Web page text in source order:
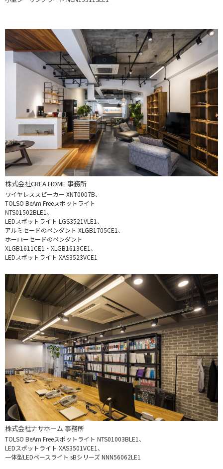
株式会社CREA HOME 事務所
ワイヤレススピーカー XNT0007B、
TOLSO BeAm Freeスポットライト
NTS01502BLE1、
LEDスポットライト LGS3521VLE1、
アルミセードのペンダント XLGB1705CE1、
ホーローセードのペンダント
XLGB1611CE1・XLGB1613CE1、
LEDスポットライト XAS3523VCE1
株式会社ナサホーム 事務所
TOLSO BeAm Freeスポットライト NTS01003BLE1、
LEDスポットライト XAS3501VCE1、
一体型LEDベースライト sBシリーズNNN56062LE1